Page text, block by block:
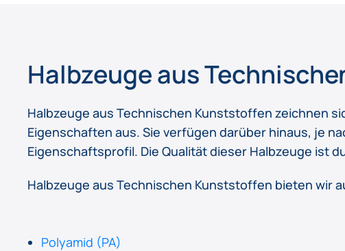
Halbzeuge aus
Halbzeuge aus Technischen Kunststoffen zeichnen
Eigenschaften aus. Sie verfügen darüber hinaus, je
Eigenschaftsprofil. Die Qualität dieser Halbzeuge ist
Halbzeuge aus Technischen Kunststoffen bieten wir
Polyamid (PA)